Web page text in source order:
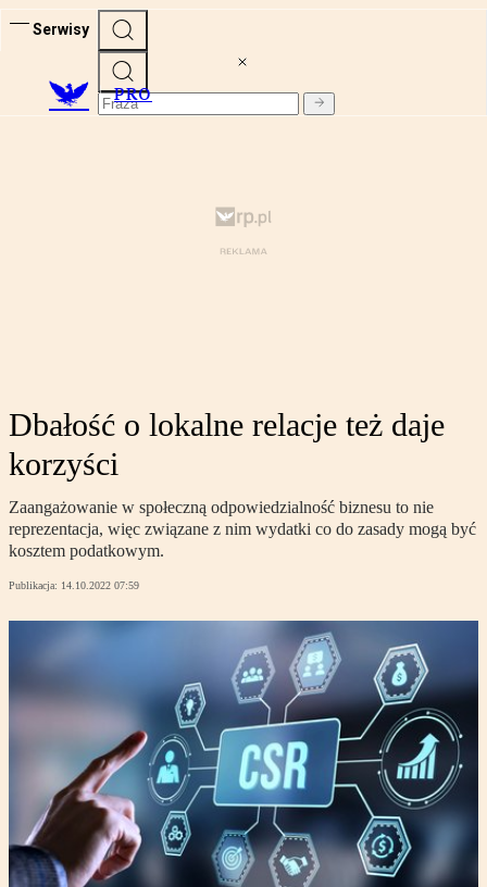
Serwisy
PRO
Dbałość o lokalne relacje też daje
korzyści
Zaangażowanie w społeczną odpowiedzialność biznesu to nie
reprezentacja, więc związane z nim wydatki co do zasady mogą być
kosztem podatkowym.
Publikacja: 14.10.2022 07:59